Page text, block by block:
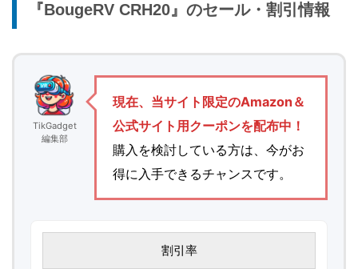
『BougeRV CRH20』のセール・割引情報
TikGadget
編集部
現在、当サイト限定のAmazon＆
公式サイト用クーポンを配布中！
購入を検討している方は、今がお
得に入手できるチャンスです。
割引率